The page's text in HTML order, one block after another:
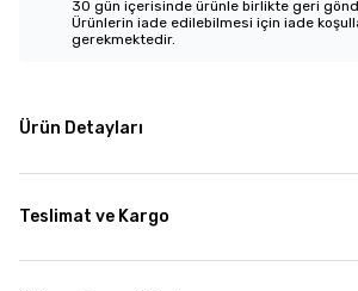
30 gün içerisinde ürünle birlikte geri
Ürünlerin iade edilebilmesi için iade
gerekmektedir.
Ürün Detayları
Teslimat ve Kargo